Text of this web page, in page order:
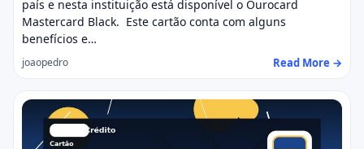
país e nesta instituição está disponível o Ourocard
Mastercard Black. Este cartão conta com alguns
benefícios e…
joaopedro Read More →